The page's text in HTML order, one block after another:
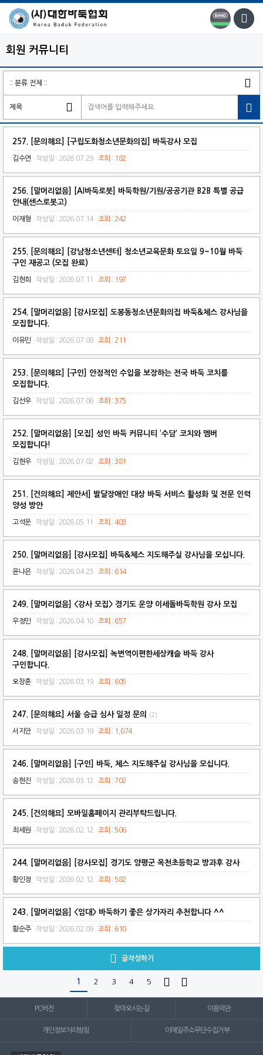
회원 커뮤니티

257. [문의해요] [구립도화청소년문화의집] 바둑강사 모집
김수연 작성일 : 2026.07.29 조회 : 182
256. [말머리없음] [AI바둑로봇] 바둑학원/기원/공공기관 B2B 특별 공급
안내(센스로봇고)
이재형 작성일 : 2026.07.14 조회 : 242
255. [문의해요] [강남청소년센터] 청소년교육문화 토요일 9~10월 바둑
구인 재공고 (모집 완료)
김현희 작성일 : 2026.07.11 조회 : 197
254. [말머리없음] [강사모집] 도봉동청소년문화의집 바둑&체스 강사님을
모집합니다.
이유민 작성일 : 2026.07.09 조회 : 211
253. [문의해요] [구인] 안정적인 수입을 보장하는 전국 바둑 코치를
모집합니다.
김선우 작성일 : 2026.07.06 조회 : 375
252. [말머리없음] [모집] 성인 바둑 커뮤니티 ‘수담’ 코치와 멤버
모집합니다!
김현우 작성일 : 2026.07.02 조회 : 381
251. [건의해요] 제안서] 발달장애인 대상 바둑 서비스 활성화 및 전문 인력
양성 방안
고석운 작성일 : 2026.05.11 조회 : 403
250. [말머리없음] [강사모집] 바둑&체스 지도해주실 강사님을 모십니다.
윤나은 작성일 : 2026.04.23 조회 : 614
249. [말머리없음] <강사 모집> 경기도 운양 이세돌바둑학원 강사 모집
우정민 작성일 : 2026.04.10 조회 : 657
248. [말머리없음] [강사모집] 녹번역이편한세상캐슬 바둑 강사
구인합니다.
오창훈 작성일 : 2026.03.19 조회 : 605
247. [문의해요] 서울 승급 심사 일정 문의 (2)
서지안 작성일 : 2026.03.19 조회 : 1,074
246. [말머리없음] [구인] 바둑, 체스 지도해주실 강사님을 모십니다.
송현진 작성일 : 2026.03.12 조회 : 702
245. [건의해요] 모바일홈페이지 관리부탁드립니다.
최세원 작성일 : 2026.02.12 조회 : 506
244. [말머리없음] [강사모집] 경기도 양평군 옥천초등학교 방과후 강사
황인정 작성일 : 2026.02.12 조회 : 582
243. [말머리없음] <임대> 바둑하기 좋은 상가자리 추천합니다 ^^
황순주 작성일 : 2026.02.09 조회 : 610
 글작성하기
1 2 3 4 5  
PC버전 찾아오시는길 이용약관
개인정보처리방침 이메일주소무단수집거부